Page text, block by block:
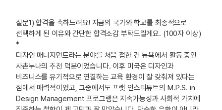
질문1) 합격을 축하드려요! 지금의 국가와 학교를 최종적으로
선택하게 된 이유와 간단한 합격소감 부탁드릴게요. (100자 이상)
*
디자인 매니지먼트라는 분야를 처음 접한 건 뉴욕에서 활동 중인
사촌누나의 추천 덕분이었습니다. 이후 미국은 디자인과
비즈니스를 유기적으로 연결하는 교육 환경이 잘 갖춰져 있다는
점에서 매력적이었고, 그중에서도 프랫 인스티튜트의 M.P.S. in
Design Management 프로그램은 지속가능성과 사회적 가치에